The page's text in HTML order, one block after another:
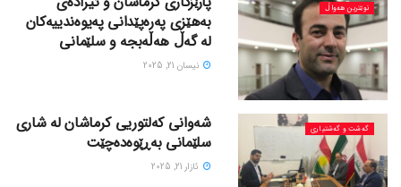
نوێترین هەواڵ
بەهێزی پەرەپێدانی پەیوەندییەکان
لە گەڵ هەڵەبجە و سلێمانی
نیسان 21, 2025
گه‌شت و گه‌شتیاری
شه‌وانی کەلتوریی کرماشان له شاری
سلێمانی بەڕێوەدەچێت
ئازار 21, 2025